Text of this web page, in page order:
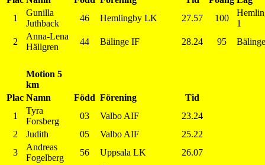
1
Gunilla
Juthback
46 Hemlingby LK 27.57 100
1
2
Anna-Lena
Hällgren
44 Bälinge IF 28.24 95
Motion 5
km
Plac Namn Född Förening
Tid
1
Tyra
Forsberg
03 Valbo AIF
23.24
2
Judith 05 Valbo AIF
25.22
3
Andreas
Fogelberg
56 Uppsala LK
26.07